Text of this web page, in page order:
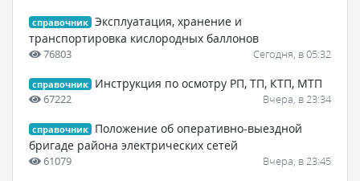
справочник Эксплуатация, хранение и
транспортировка кислородных баллонов
76803 Сегодня, в 05:32
справочник Инструкция по осмотру РП, ТП, КТП, МТП
67222 Вчера, в 23:34
справочник
Положение об оперативно-выездной
бригаде района электрических сетей
61079 Вчера, в 23:45